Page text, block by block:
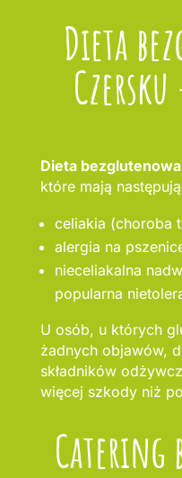
Dieta
Dieta bezglutenowa
które mają
celiakia (choroba
alergia na
nieceliakalna
popularna
U osób, u których
żadnych objawów,
składników
więcej szkody niż
Catering